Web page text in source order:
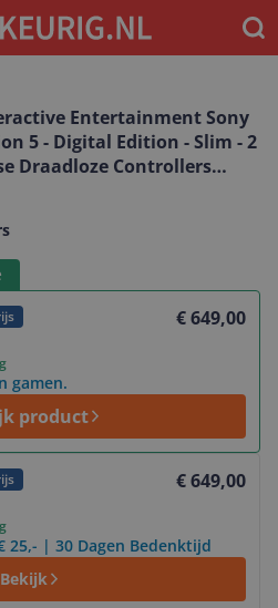
Entertainment Sony
5 - Digital Edition - Slim - 2
Draadloze Controllers
€ 649,00
gamen.
product
€ 649,00
25,- | 30 Dagen Bedenktijd
Bekijk